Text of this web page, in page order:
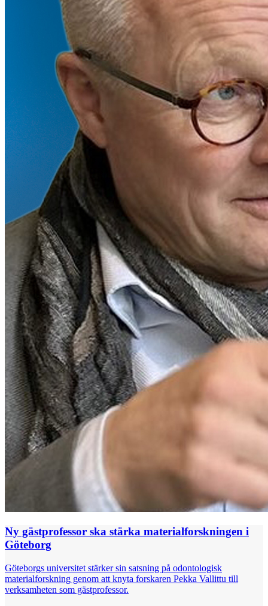
Ny gästprofessor ska stärka materialforskningen i
Göteborg
Göteborgs universitet stärker sin satsning på odontologisk
materialforskning genom att knyta forskaren Pekka Vallittu till
verksamheten som gästprofessor.